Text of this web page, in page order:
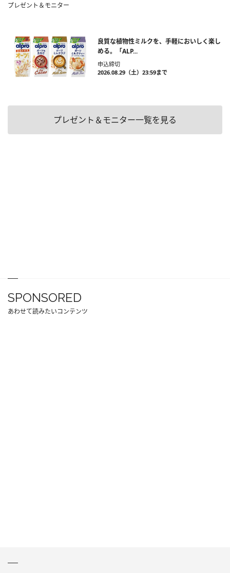
プレゼント＆モニター
良質な植物性ミルクを、手軽においしく楽し
める。「ALP...
申込締切
2026.08.29（土）23:59まで
プレゼント＆モニター一覧を見る
SPONSORED
あわせて読みたいコンテンツ